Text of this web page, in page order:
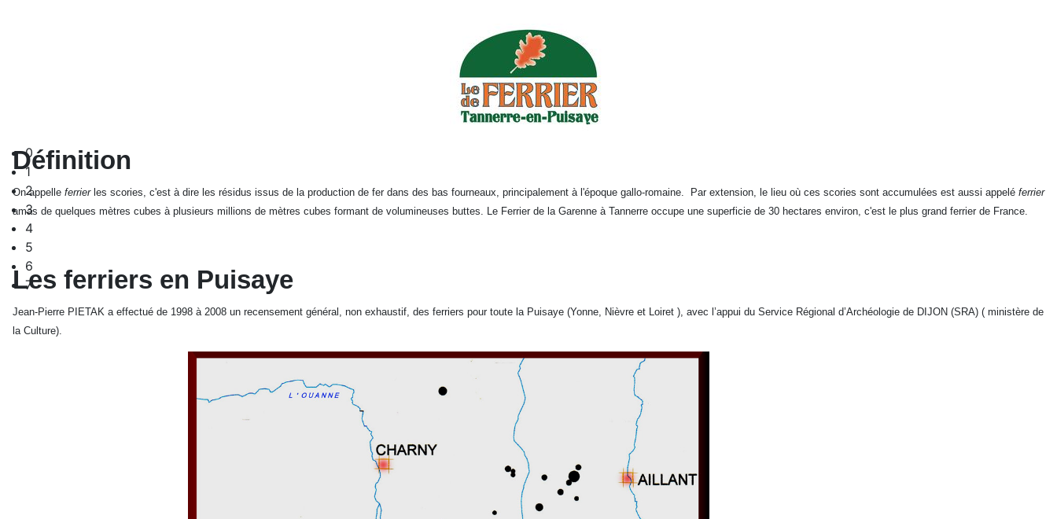
0
1
2
3
4
5
6
7
Définition
On appelle ferrierles scories, c'est à dire les résidus issus de la production de fer dans des bas fourneaux, principalement à l'époque gallo-romaine. Par extension, le lieu où ces scories sont accumulées est aussi appelé ferrier
amas de quelques mètres cubes à plusieurs millions de mètres cubes formant de volumineuses buttes. Le Ferrier de la Garenne à Tannerre occupe une superficie de 30 hectares environ, c'est le plus grand ferrier de France.
Les ferriers en Puisaye
Jean-Pierre PIETAK a effectué de 1998 à 2008 un recensement général, non exhaustif, des ferriers pour toute la Puisaye (Yonne, Nièvre et Loiret ), avec l’appui du Service Régional d’Archéologie de DIJON (SRA) ( ministère de
la Culture).